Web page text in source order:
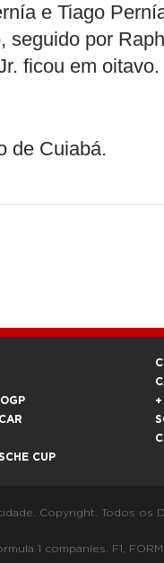
e Tiago
seguido por
ficou em
de Cuiabá.
CUP
+
Copyright. Todos os
1 companies. F1,